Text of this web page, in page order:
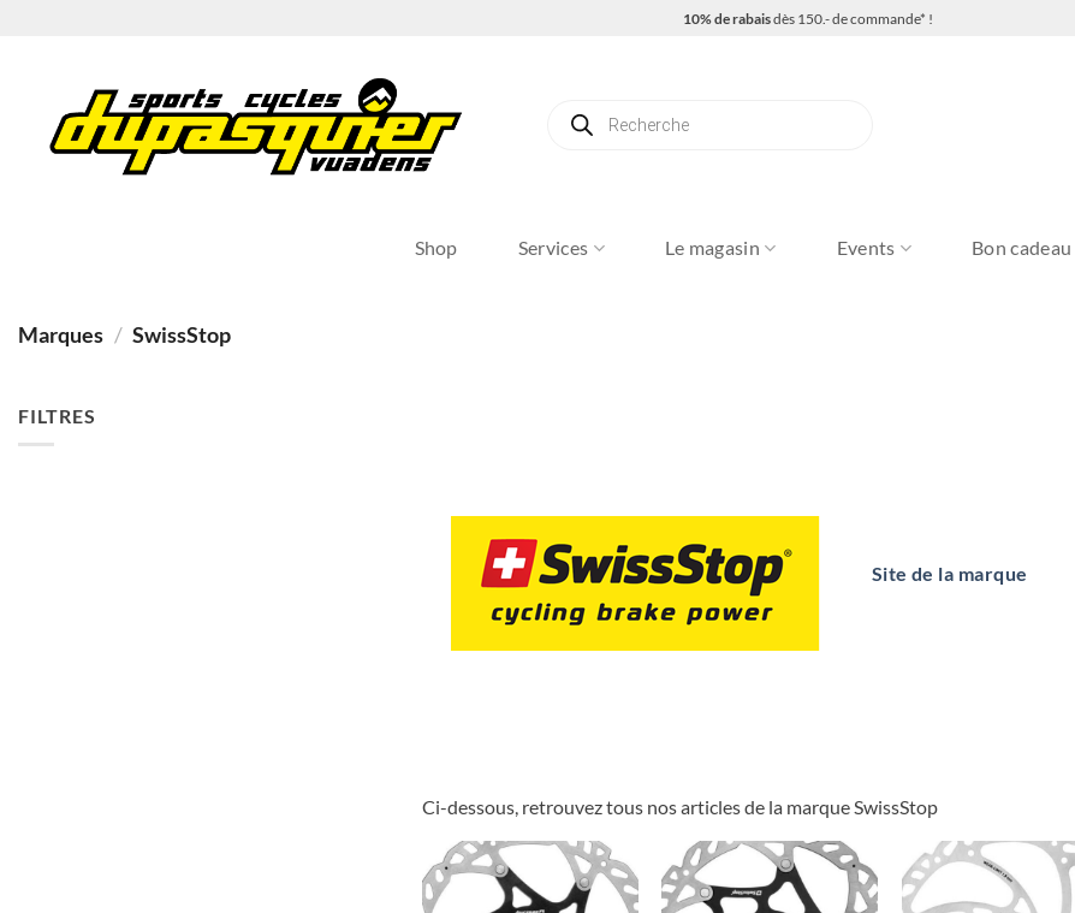
10% de rabaisdès 150.- de commande* !
produits
Shop Services Le magasin Events Bon cadeau
Marques / SwissStop
FILTRES
Site de la marque
Ci-dessous, retrouvez tous nos articles de la marque SwissStop